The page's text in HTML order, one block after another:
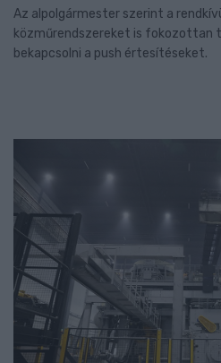
Az alpolgármester szerint a
közműrendszereket is fokozottan
bekapcsolni a push értesítéseket.